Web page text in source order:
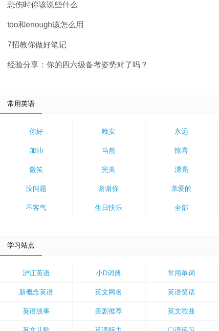
悲伤时你该说些什么
too和enough该怎么用
7招教你做好笔记
经验分享：你的四六级备考姿势对了吗？
常用英语
你好 晚安 永远
加油 当然 惊喜
微笑 完美 漂亮
没问题 谢谢你 亲爱的
不客气 生日快乐 全部
学习站点
沪江英语 小D词典 常用单词
新概念英语 英文网名 英语笑话
英语故事 美剧推荐 英文歌曲